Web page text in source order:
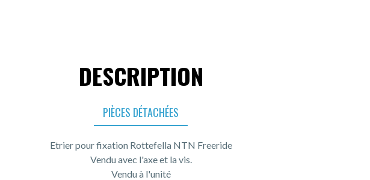
DESCRIPTION
PIÈCES DÉTACHÉES
Etrier pour fixation Rottefella NTN Freeride
Vendu avec l'axe et la vis.
Vendu à l'unité